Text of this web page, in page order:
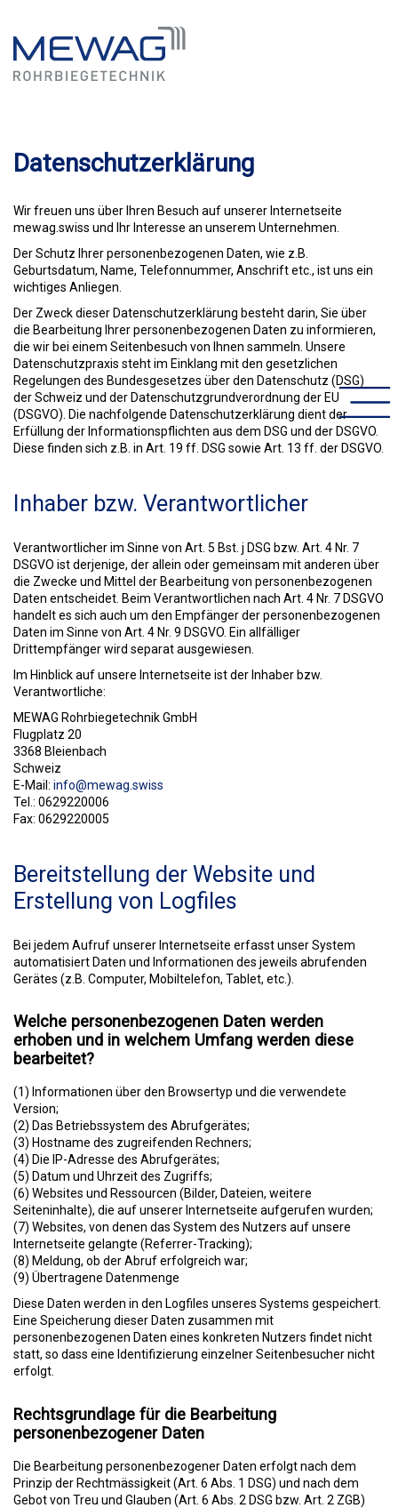
Datenschutzerklärung
Wir freuen uns über Ihren Besuch auf unserer Internetseite
mewag.swiss und Ihr Interesse an unserem Unternehmen.
Der Schutz Ihrer personenbezogenen Daten, wie z.B.
Geburtsdatum, Name, Telefonnummer, Anschrift etc., ist uns ein
wichtiges Anliegen.
Der Zweck dieser Datenschutzerklärung besteht darin, Sie über
die Bearbeitung Ihrer personenbezogenen Daten zu informieren,
die wir bei einem Seitenbesuch von Ihnen sammeln. Unsere
Datenschutzpraxis steht im Einklang mit den gesetzlichen
Regelungen des Bundesgesetzes über den Datenschutz (DSG)
der Schweiz und der Datenschutzgrundverordnung der EU
(DSGVO). Die nachfolgende Datenschutzerklärung dient der
Erfüllung der Informationspflichten aus dem DSG und der DSGVO.
Diese finden sich z.B. in Art. 19 ff. DSG sowie Art. 13 ff. der DSGVO.
Inhaber bzw. Verantwortlicher
Verantwortlicher im Sinne von Art. 5 Bst. j DSG bzw. Art. 4 Nr. 7
DSGVO ist derjenige, der allein oder gemeinsam mit anderen über
die Zwecke und Mittel der Bearbeitung von personenbezogenen
Daten entscheidet. Beim Verantwortlichen nach Art. 4 Nr. 7 DSGVO
handelt es sich auch um den Empfänger der personenbezogenen
Daten im Sinne von Art. 4 Nr. 9 DSGVO. Ein allfälliger
Drittempfänger wird separat ausgewiesen.
Im Hinblick auf unsere Internetseite ist der Inhaber bzw.
Verantwortliche:
MEWAG Rohrbiegetechnik GmbH
Flugplatz 20
3368 Bleienbach
Schweiz
E-Mail: info@mewag.swiss
Tel.: 0629220006
Fax: 0629220005
Bereitstellung der Website und
Erstellung von Logfiles
Bei jedem Aufruf unserer Internetseite erfasst unser System
automatisiert Daten und Informationen des jeweils abrufenden
Gerätes (z.B. Computer, Mobiltelefon, Tablet, etc.).
Welche personenbezogenen Daten werden
erhoben und in welchem Umfang werden diese
bearbeitet?
(1) Informationen über den Browsertyp und die verwendete
Version;
(2) Das Betriebssystem des Abrufgerätes;
(3) Hostname des zugreifenden Rechners;
(4) Die IP-Adresse des Abrufgerätes;
(5) Datum und Uhrzeit des Zugriffs;
(6) Websites und Ressourcen (Bilder, Dateien, weitere
Seiteninhalte), die auf unserer Internetseite aufgerufen wurden;
(7) Websites, von denen das System des Nutzers auf unsere
Internetseite gelangte (Referrer-Tracking);
(8) Meldung, ob der Abruf erfolgreich war;
(9) Übertragene Datenmenge
Diese Daten werden in den Logfiles unseres Systems gespeichert.
Eine Speicherung dieser Daten zusammen mit
personenbezogenen Daten eines konkreten Nutzers findet nicht
statt, so dass eine Identifizierung einzelner Seitenbesucher nicht
erfolgt.
Rechtsgrundlage für die Bearbeitung
personenbezogener Daten
Die Bearbeitung personenbezogener Daten erfolgt nach dem
Prinzip der Rechtmässigkeit (Art. 6 Abs. 1 DSG) und nach dem
Gebot von Treu und Glauben (Art. 6 Abs. 2 DSG bzw. Art. 2 ZGB)